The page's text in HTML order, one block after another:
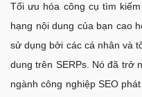
Tối ưu hóa công cụ tìm
hạng nội dung của bạn cao
sử dụng bởi các cá nhân và
dung trên SERPs. Nó đã trở
ngành công nghiệp SEO